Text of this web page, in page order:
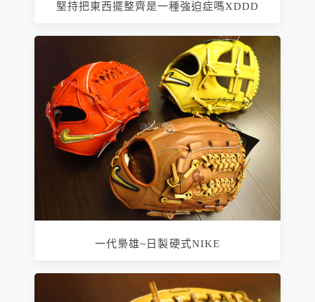
堅持把東西擺整齊是一種強迫症嗎XDDD
一代梟雄~日製硬式NIKE